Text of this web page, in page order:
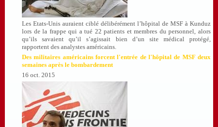
Les Etats-Unis auraient ciblé délibérément l’hôpital de MSF à Kunduz
lors de la frappe qui a tué 22 patients et membres du personnel, alors
qu’ils savaient qu’il s’agissait bien d’un site médical protégé,
rapportent des analystes américains.
Des militaires américains forcent l'entrée de l'hôpital de MSF deux
semaines après le bombardement
16 oct. 2015